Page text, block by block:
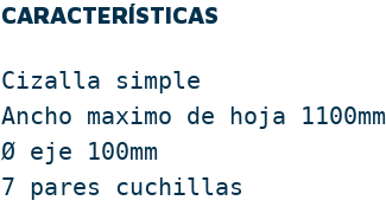
CARACTERÍSTICAS
Cizalla simple
Ancho maximo de hoja 1100mm
Ø eje 100mm
7 pares cuchillas